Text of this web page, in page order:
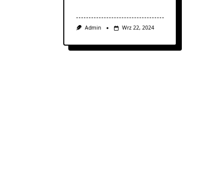
Admin Wrz 22, 2024